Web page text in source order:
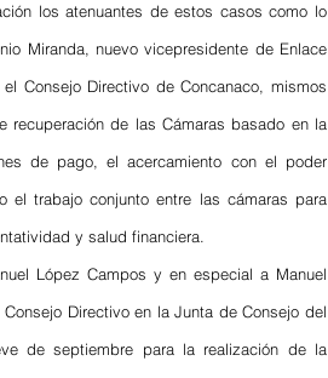
los atenuantes de estos casos como lo
Miranda, nuevo vicepresidente de Enlace
Consejo Directivo de Concanaco, mismos
de las Cámaras basado en la
de pago, el acercamiento con el poder
trabajo conjunto entre las cámaras para
y salud financiera.
López Campos y en especial a Manuel
Directivo en la Junta de Consejo del
de septiembre para la realización de la